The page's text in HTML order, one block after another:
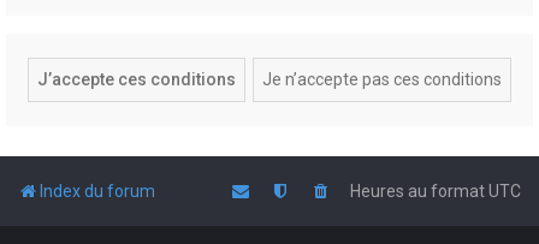
Index du forum Heures au formatUTC